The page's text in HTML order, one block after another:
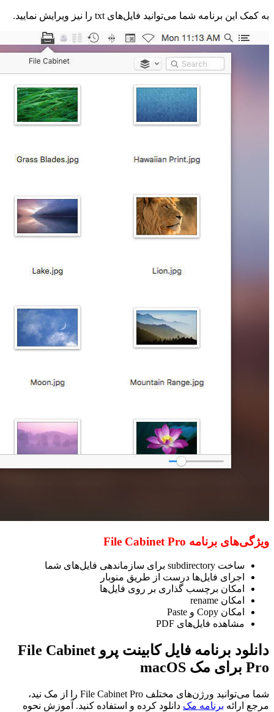
به کمک این برنامه شما می‌توانید فایل‌های txt را نیز ویرایش نمایید.
ویژگی‌های برنامه File Cabinet Pro
ساخت subdirectory برای سازماندهی فایل‌های شما
اجرای فایل‌ها درست از طریق منوبار
امکان برچسب گذاری بر روی فایل‌ها
امکان rename
امکان Copy و Paste
مشاهده فایل‌های PDF
دانلود برنامه فایل کابینت پرو File Cabinet
Pro برای مک macOS
شما می‌توانید ورژن‌های مختلف File Cabinet Pro را از مک نید،
مرجع ارائه برنامه مک دانلود کرده و استفاده کنید. آموزش نحوه